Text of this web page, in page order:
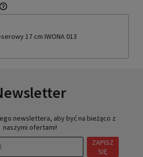
KOSZTÓW PŁATNOŚCI
17 cm IWONA 013
newslettera, aby być na bieżąco z
naszymi ofertami!
ZAPISZ
SIĘ